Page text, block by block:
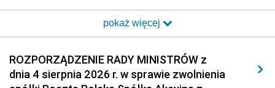
2017 2016 2015
2014 2013 2012
2011 2010 2009
2008 2007 2006
pokaż więcej
ROZPORZĄDZENIE RADY MINISTRÓW z
dnia 4 sierpnia 2026 r. w sprawie zwolnienia